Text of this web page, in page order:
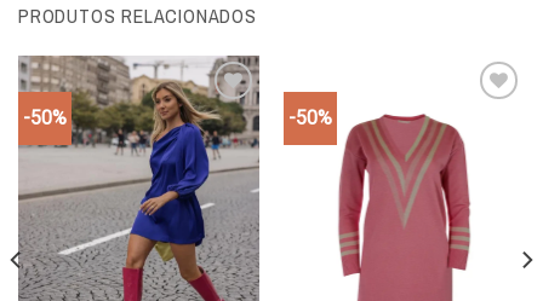
PRODUTOS RELACIONADOS
-50%
Add to
wishlist
-50%